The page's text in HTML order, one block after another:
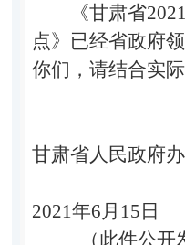
《甘肃省
点》已经省政府
你们，请结合实
甘肃省人民政府
2021年6月15日
（此件公开